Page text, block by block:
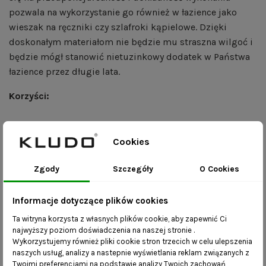
pozwala na wykorzystanie go również w łazience jako
wieszak na ręczniki czy szlafroki kąpielowe. Dzięki
doskonałym materiałom nie będzie mu straszna wilgoć i
będzie mógł stanowić nietuzinkowy dodatek w Państwa
łazience przez długie lata.
Korzyści:
trwa do 10 dni roboczych;
nami i wybierz dowolne wymiary.
naszej ofercie.
Szczegóły produktu
Cookies
Zgody Szczegóły O Cookies
Informacje dotyczące plików cookies
Ta witryna korzysta z własnych plików cookie, aby zapewnić Ci
najwyższy poziom doświadczenia na naszej stronie .
Wykorzystujemy również pliki cookie stron trzecich w celu ulepszenia
naszych usług, analizy a nastepnie wyświetlania reklam związanych z
Twoimi preferencjami na podstawie analizy Twoich zachowań